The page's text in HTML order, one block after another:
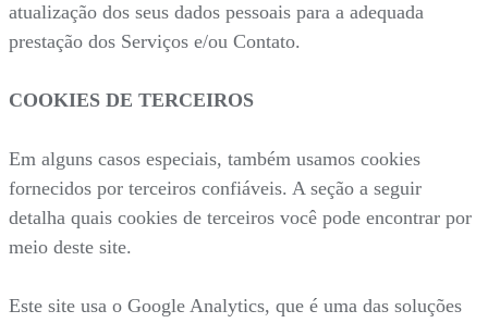
atualização dos seus dados pessoais para a adequada
prestação dos Serviços e/ou Contato.
COOKIES DE TERCEIROS
Em alguns casos especiais, também usamos cookies
fornecidos por terceiros confiáveis. A seção a seguir
detalha quais cookies de terceiros você pode encontrar por
meio deste site.
Este site usa o Google Analytics, que é uma das soluções